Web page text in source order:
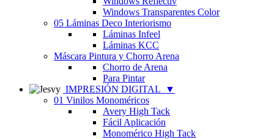
Windows Transparentes Color
05 Láminas Deco Interiorismo
Láminas Infeel
Láminas KCC
Máscara Pintura y Chorro Arena
Chorro de Arena
Para Pintar
IMPRESIÓN DIGITAL
▼
01 Vinilos Monoméricos
Avery High Tack
Fácil Aplicación
Monomérico High Tack